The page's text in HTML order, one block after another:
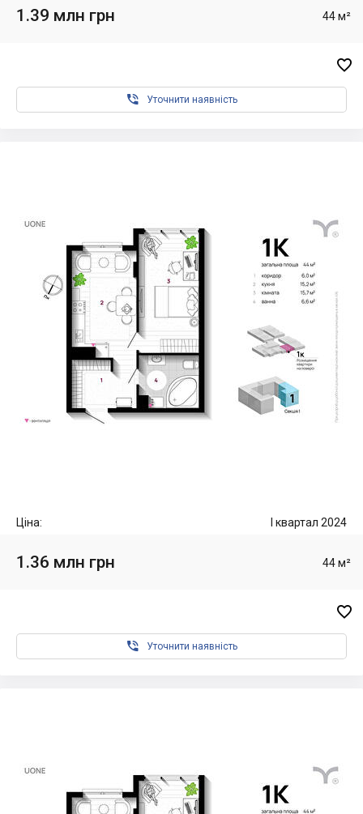
1.39 млн грн 44 м²

 Уточнити наявність
Ціна: I квартал 2024
1.36 млн грн 44 м²

 Уточнити наявність